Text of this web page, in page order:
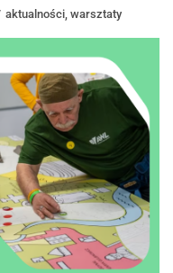
aktualności warsztaty